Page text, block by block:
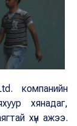
компанийн
хянадаг,
хүн ажээ.